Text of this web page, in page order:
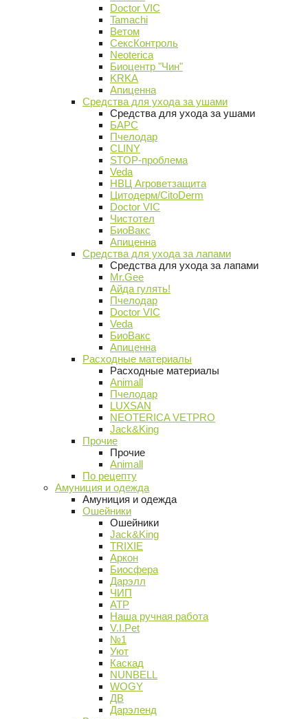
Doctor VIC
Tamachi
Ветом
СексКонтроль
Neoterica
Биоцентр "Чин"
KRKA
Апиценна
Средства для ухода за ушами
Средства для ухода за ушами
БАРС
Пчелодар
CLINY
STOP-проблема
Veda
НВЦ Агроветзащита
Цитодерм/CitoDerm
Doctor VIC
Чистотел
БиоВакс
Апиценна
Средства для ухода за лапами
Средства для ухода за лапами
Mr.Gee
Айда гулять!
Пчелодар
Doctor VIC
Veda
БиоВакс
Апиценна
Расходные материалы
Расходные материалы
Animall
Пчелодар
LUXSAN
NEOTERICA VETPRO
Jack&King
Прочие
Прочие
Animall
По рецепту
Амуниция и одежда
Амуниция и одежда
Ошейники
Ошейники
Jack&King
TRIXIE
Аркон
Биосфера
Дарэлл
ЧИП
АТР
Наша ручная работа
V.I.Pet
№1
Уют
Каскад
NUNBELL
WOGY
ДВ
Дарэленд